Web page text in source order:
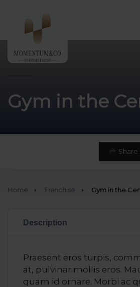
Gym in the
Share
Home Franchise Gym in the
Description
Praesent eros turpis,
at, pulvinar mollis eros.
quam id ornare. Morbi ac